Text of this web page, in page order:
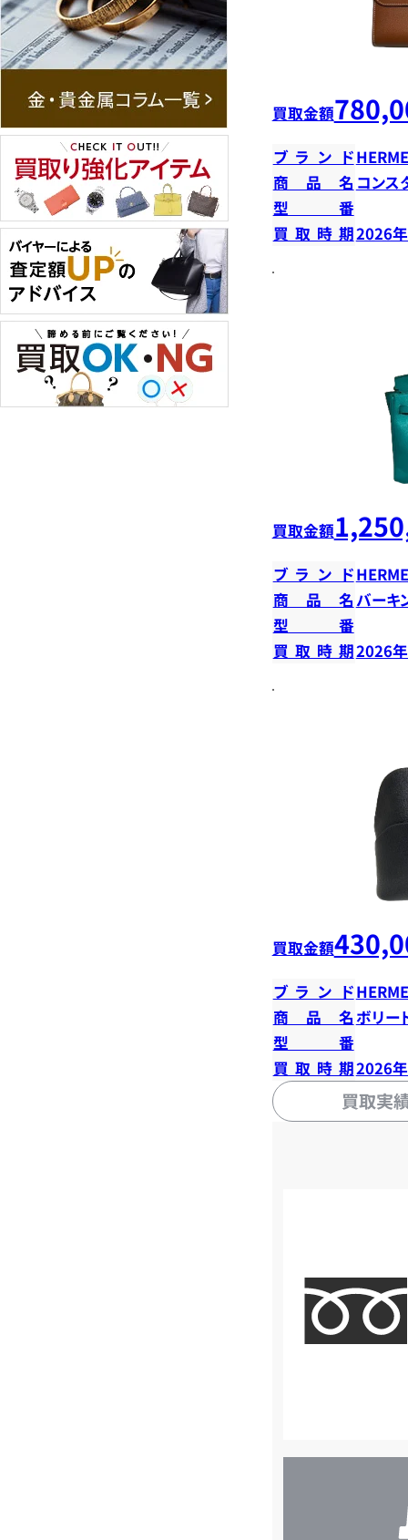
買取金額
ブランド
商品名 コンス
型番
買取時期2026
買取金額
ブランド
商品名 バーキ
型番
買取時期2026
買取金額
ブランド
商品名ボリー
型番
買取時期2026
買取実